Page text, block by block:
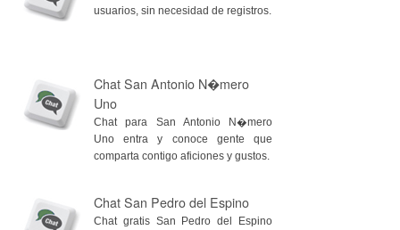
usuarios, sin necesidad de registros.
Chat San Antonio N�mero
Uno
Chat para San Antonio N�mero
Uno entra y conoce gente que
comparta contigo aficiones y gustos.
Chat San Pedro del Espino
Chat gratis San Pedro del Espino